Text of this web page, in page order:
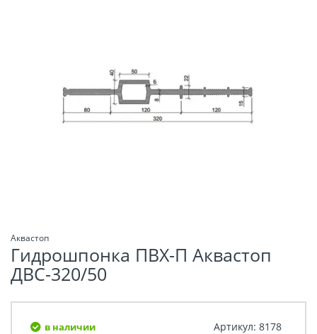
Аквастоп
Гидрошпонка ПВХ-П Аквастоп
ДВС-320/50
в наличии Артикул: 8178